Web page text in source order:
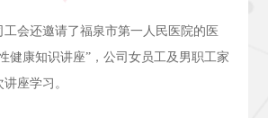
工会还邀请了福泉市第一人民医院的医
健康知识讲座”，公司女员工及男职工家
座学习。